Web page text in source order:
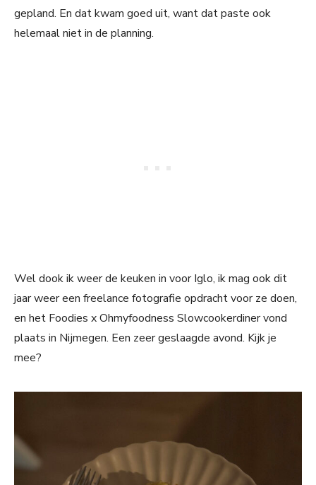
gepland. En dat kwam goed uit, want dat paste ook
helemaal niet in de planning.
Wel dook ik weer de keuken in voor Iglo, ik mag ook dit
jaar weer een freelance fotografie opdracht voor ze doen,
en het Foodies x Ohmyfoodness Slowcookerdiner vond
plaats in Nijmegen. Een zeer geslaagde avond. Kijk je
mee?